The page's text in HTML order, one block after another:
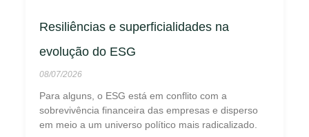
Resiliências e superficialidades na
evolução do ESG
08/07/2026
Para alguns, o ESG está em conflito com a
sobrevivência financeira das empresas e disperso
em meio a um universo político mais radicalizado.